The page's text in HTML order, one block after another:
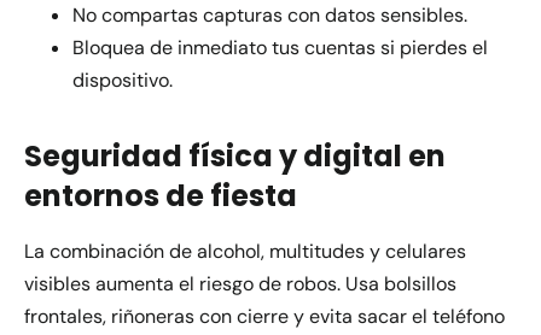
No compartas capturas con datos sensibles.
Bloquea de inmediato tus cuentas si pierdes el
dispositivo.
Seguridad física y digital en
entornos de fiesta
La combinación de alcohol, multitudes y celulares
visibles aumenta el riesgo de robos. Usa bolsillos
frontales, riñoneras con cierre y evita sacar el teléfono